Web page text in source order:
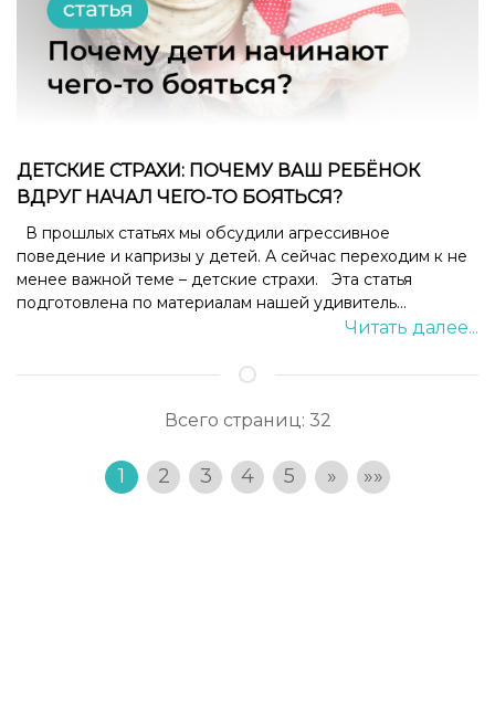
ДЕТСКИЕ СТРАХИ: ПОЧЕМУ ВАШ РЕБЁНОК
ВДРУГ НАЧАЛ ЧЕГО-ТО БОЯТЬСЯ?
В прошлых статьях мы обсудили агрессивное
поведение и капризы у детей. А сейчас переходим к не
менее важной теме – детские страхи. Эта статья
подготовлена по материалам нашей удивитель...
Читать далее...
Всего страниц: 32
1 2 3 4 5 » »»